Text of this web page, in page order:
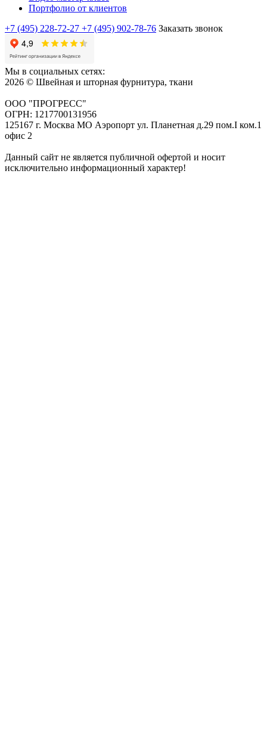
Портфолио от клиентов
+7 (495) 228-72-27 +7 (495) 902-78-76 Заказать звонок
Мы в социальных сетях:
2026 © Швейная и шторная фурнитура, ткани
ООО "ПРОГРЕСС"
ОГРН: 1217700131956
125167 г. Москва МО Аэропорт ул. Планетная д.29 пом.I ком.1
офис 2
Данный сайт не является публичной офертой и носит
исключительно информационный характер!